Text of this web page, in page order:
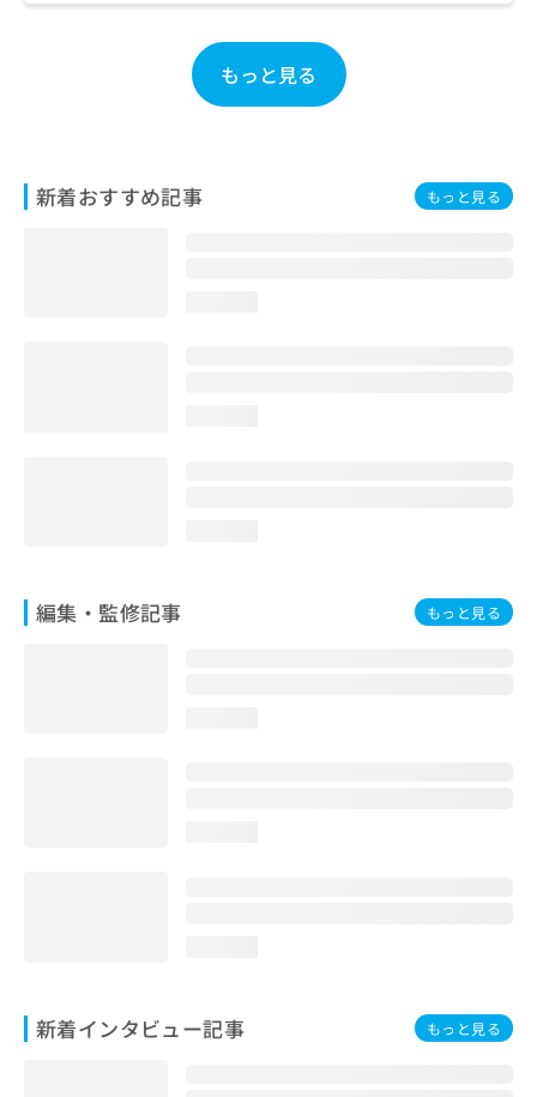
もっと見る
新着おすすめ記事 もっと見る
編集・監修記事 もっと見る
新着インタビュー記事 もっと見る
こ
ち